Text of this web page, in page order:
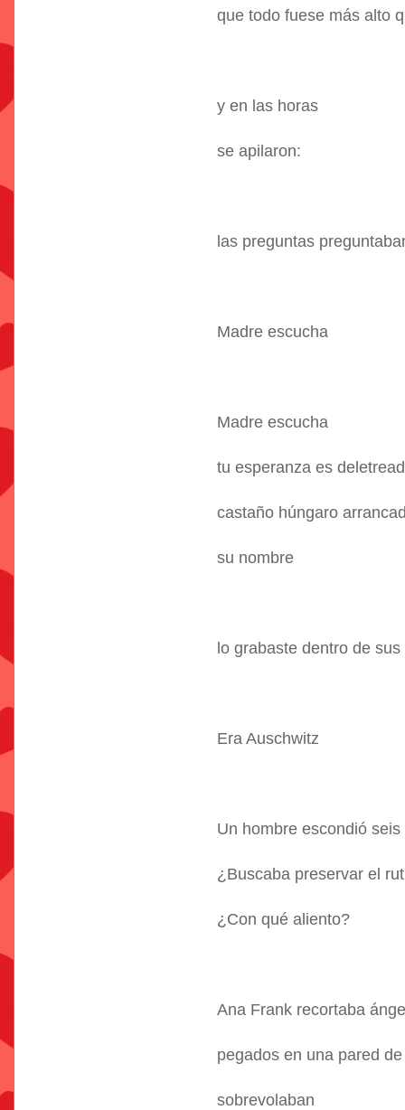
que todo fuese más alto
y en las horas
se apilaron:
las preguntas
Madre escucha
Madre escucha
tu esperanza es
castaño húngaro
su nombre
lo grabaste dentro de sus
Era Auschwitz
Un hombre escondió
¿Buscaba preservar el
¿Con qué aliento?
Ana Frank recortaba
pegados en una pared
sobrevolaban